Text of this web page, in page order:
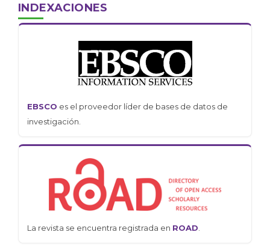
INDEXACIONES
EBSCO es el proveedor líder de bases de datos de
investigación.
La revista se encuentra registrada en ROAD